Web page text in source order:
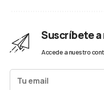
Suscríbete
Accede a nuestro